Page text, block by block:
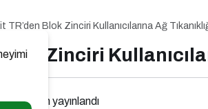
TR’den Blok Zinciri Kullanıcılarına Ağ
Zinciri
yayınlandı